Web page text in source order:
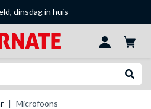
dinsdag in huis
Microfoons